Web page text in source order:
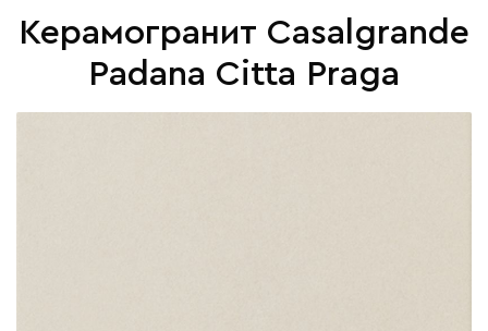
Керамогранит Casalgrande
Padana Citta Praga